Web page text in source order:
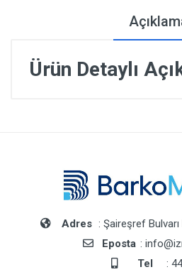
Ürün Detaylı
Adres : Şaireşref
Eposta :
Tel
: